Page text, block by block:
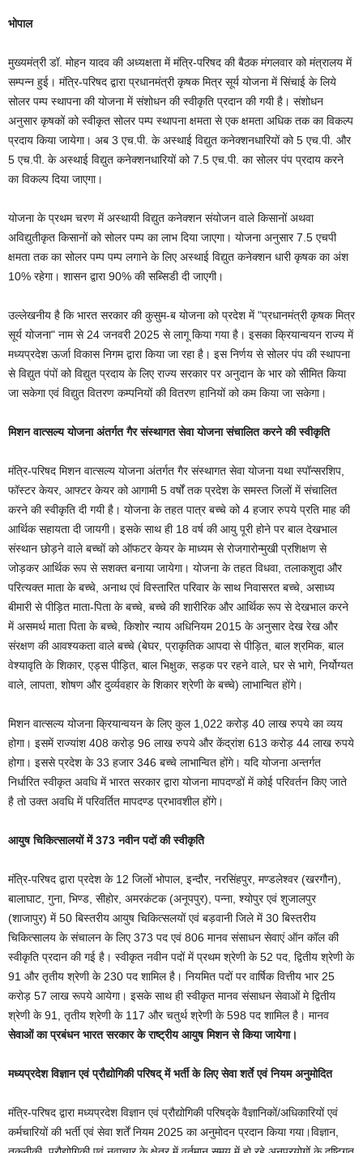
भोपाल
मुख्यमंत्री डॉ. मोहन यादव की अध्यक्षता में मंत्रि-परिषद की बैठक मंगलवार को मंत्रालय में
सम्पन्न हुई। मंत्रि-परिषद द्वारा प्रधानमंत्री कृषक मित्र सूर्य योजना में सिंचाई के लिये
सोलर पम्प स्थापना की योजना में संशोधन की स्वीकृति प्रदान की गयी है। संशोधन
अनुसार कृषकों को स्वीकृत सोलर पम्प स्थापना क्षमता से एक क्षमता अधिक तक का विकल्प
प्रदाय किया जायेगा। अब 3 एच.पी. के अस्थाई विद्युत कनेक्शनधारियों को 5 एच.पी. और
5 एच.पी. के अस्थाई विद्युत कनेक्शनधारियों को 7.5 एच.पी. का सोलर पंप प्रदाय करने
का विकल्प दिया जाएगा।
योजना के प्रथम चरण में अस्थायी विद्युत कनेक्शन संयोजन वाले किसानों अथवा
अविद्युतीकृत किसानों को सोलर पम्प का लाभ दिया जाएगा। योजना अनुसार 7.5 एचपी
क्षमता तक का सोलर पम्प पम्प लगाने के लिए अस्थाई विद्युत कनेक्शन धारी कृषक का अंश
10% रहेगा। शासन द्वारा 90% की सब्सिडी दी जाएगी।
उल्लेखनीय है कि भारत सरकार की कुसुम-ब योजना को प्रदेश में "प्रधानमंत्री कृषक मित्र
सूर्य योजना" नाम से 24 जनवरी 2025 से लागू किया गया है। इसका क्रियान्वयन राज्य में
मध्यप्रदेश ऊर्जा विकास निगम द्वारा किया जा रहा है। इस निर्णय से सोलर पंप की स्थापना
से विद्युत पंपों को विद्युत प्रदाय के लिए राज्य सरकार पर अनुदान के भार को सीमित किया
जा सकेगा एवं विद्युत वितरण कम्पनियों की वितरण हानियों को कम किया जा सकेगा।
मिशन वात्सल्य योजना अंतर्गत गैर संस्थागत सेवा योजना संचालित करने की स्वीकृति
मंत्रि-परिषद मिशन वात्सल्य योजना अंतर्गत गैर संस्थागत सेवा योजना यथा स्पॉन्सरशिप,
फॉस्टर केयर, आफ्टर केयर को आगामी 5 वर्षों तक प्रदेश के समस्त जिलों में संचालित
करने की स्वीकृति दी गयी है। योजना के तहत पात्र बच्चे को 4 हजार रुपये प्रति माह की
आर्थिक सहायता दी जायगी। इसके साथ ही 18 वर्ष की आयु पूरी होने पर बाल देखभाल
संस्थान छोड़ने वाले बच्चों को ऑफटर केयर के माध्यम से रोजगारोन्मुखी प्रशिक्षण से
जोड़कर आर्थिक रूप से सशक्त बनाया जायेगा। योजना के तहत विधवा, तलाकशुदा और
परित्यक्त माता के बच्चे, अनाथ एवं विस्तारित परिवार के साथ निवासरत बच्चे, असाध्य
बीमारी से पीड़ित माता-पिता के बच्चे, बच्चे की शारीरिक और आर्थिक रूप से देखभाल करने
में असमर्थ माता पिता के बच्चे, किशोर न्याय अधिनियम 2015 के अनुसार देख रेख और
संरक्षण की आवश्यकता वाले बच्चे (बेघर, प्राकृतिक आपदा से पीड़ित, बाल श्रमिक, बाल
वेश्यावृति के शिकार, एड्स पीड़ित, बाल भिक्षुक, सड़क पर रहने वाले, घर से भागे, निर्योग्यत
वाले, लापता, शोषण और दुर्व्यवहार के शिकार श्रेणी के बच्चे) लाभान्वित होंगे।
मिशन वात्सल्य योजना क्रियान्वयन के लिए कुल 1,022 करोड़ 40 लाख रुपये का व्यय
होगा। इसमें राज्यांश 408 करोड़ 96 लाख रुपये और केंद्रांश 613 करोड़ 44 लाख रुपये
होगा। इससे प्रदेश के 33 हजार 346 बच्चे लाभान्वित होंगे। यदि योजना अन्तर्गत
निर्धारित स्वीकृत अवधि में भारत सरकार द्वारा योजना मापदण्डों में कोई परिवर्तन किए जाते
है तो उक्त अवधि में परिवर्तित मापदण्ड प्रभावशील होंगे।
आयुष चिकित्सालयों में 373 नवीन पदों की स्वीकृतिे
मंत्रि-परिषद द्वारा प्रदेश के 12 जिलों भोपाल, इन्दौर, नरसिंहपुर, मण्डलेश्वर (खरगौन),
बालाघाट, गुना, भिण्ड, सीहोर, अमरकंटक (अनूपपुर), पन्ना, श्योपुर एवं शुजालपुर
(शाजापुर) में 50 बिस्तरीय आयुष चिकित्सलयों एवं बड़वानी जिले में 30 बिस्तरीय
चिकित्सालय के संचालन के लिए 373 पद एवं 806 मानव संसाधन सेवाएं ऑन कॉल की
स्वीकृति प्रदान की गई है। स्वीकृत नवीन पदों में प्रथम श्रेणी के 52 पद, द्वितीय श्रेणी के
91 और तृतीय श्रेणी के 230 पद शामिल है। नियमित पदों पर वार्षिक वित्तीय भार 25
करोड़ 57 लाख रूपये आयेगा। इसके साथ ही स्वीकृत मानव संसाधन सेवाओं मे द्वितीय
श्रेणी के 91, तृतीय श्रेणी के 117 और चतुर्थ श्रेणी के 598 पद शामिल है। मानव
सेवाओं का प्रबंधन भारत सरकार के राष्ट्रीय आयुष मिशन से किया जायेगा।
मध्यप्रदेश विज्ञान एवं प्रौद्योगिकी परिषद् में भर्ती के लिए सेवा शर्ते एवं नियम अनुमोदित
मंत्रि-परिषद द्वारा मध्यप्रदेश विज्ञान एवं प्रौद्योगिकी परिषद्के वैज्ञानिकों/अधिकारियों एवं
कर्मचारियों की भर्ती एवं सेवा शर्तें नियम 2025 का अनुमोदन प्रदान किया गया।विज्ञान,